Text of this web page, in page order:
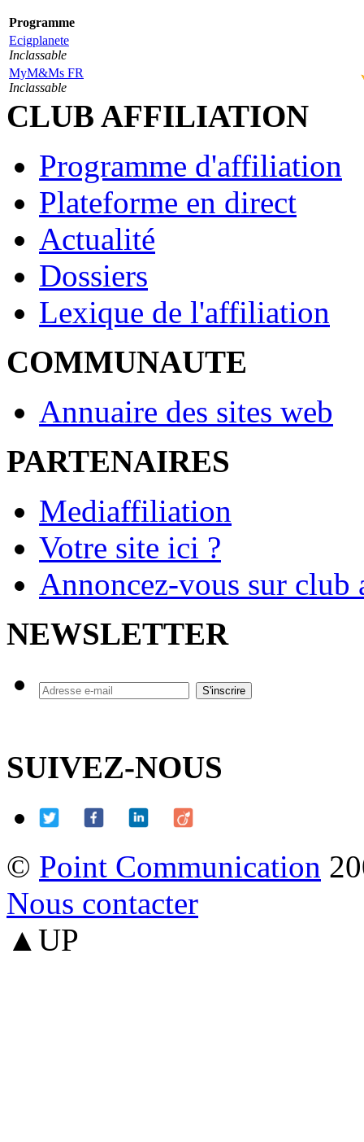
Programme
Ecigplanete
Inclassable
MyM&Ms FR
Inclassable
CLUB AFFILIATION
Programme d'affiliation
Plateforme en direct
Actualité
Dossiers
Lexique de l'affiliation
COMMUNAUTE
Annuaire des sites web
PARTENAIRES
Mediaffiliation
Votre site ici ?
Annoncez-vous sur
NEWSLETTER
SUIVEZ-NOUS
© Point Communication
Nous contacter
▲UP